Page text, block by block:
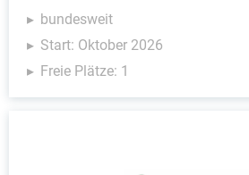
bundesweit
Start: Oktober 2026
Freie Plätze: 1